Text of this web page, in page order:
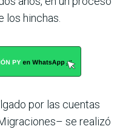
los hinchas.
por las cuentas
se realizó